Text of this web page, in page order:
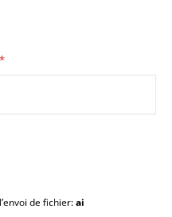
de fichier:ai